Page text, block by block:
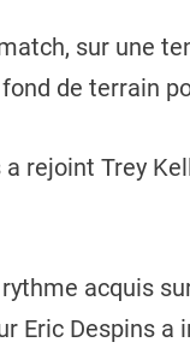
sur une
de terrain
rejoint Trey
acquis
Eric Despins a